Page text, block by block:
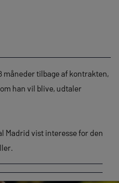
måneder tilbage af kontrakten,
han vil blive, udtaler
Madrid vist interesse for den